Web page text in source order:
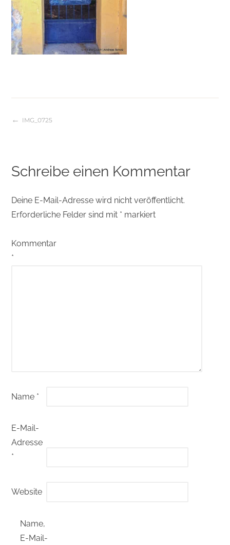
Beitragsnavigation
IMG_0725
Schreibe einen Kommentar
Deine E-Mail-Adresse wird nicht veröffentlicht.
Erforderliche Felder sind mit * markiert
Kommentar
*
Name *
E-Mail-
Adresse
*
Website
Name,
E-Mail-